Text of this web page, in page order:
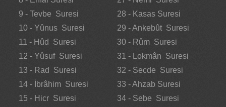
9 - Tevbe Suresi
10 - Yûnus Suresi
11 - Hûd Suresi
12 - Yûsuf Suresi
13 - Rad Suresi
14 - İbrâhim Suresi
15 - Hicr Suresi
28 - Kasas Suresi
29 - Ankebût Suresi
30 - Rûm Suresi
31 - Lokmân Suresi
32 - Secde Suresi
33 - Ahzab Suresi
34 - Sebe Suresi